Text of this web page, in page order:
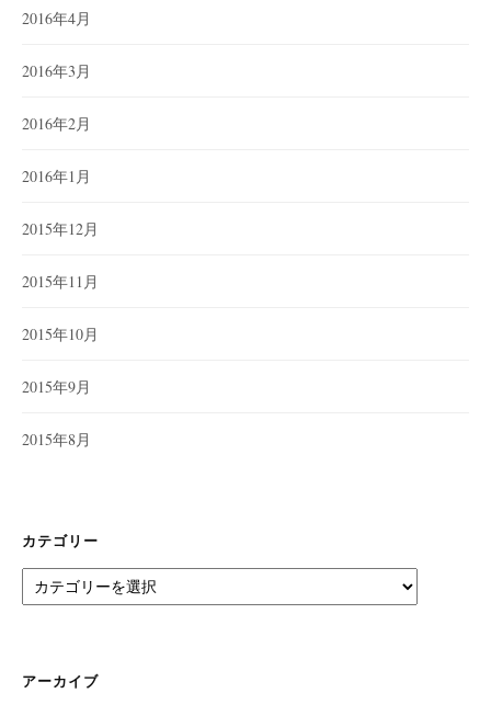
2016年4月
2016年3月
2016年2月
2016年1月
2015年12月
2015年11月
2015年10月
2015年9月
2015年8月
カテゴリー
テ
ー
アーカイブ